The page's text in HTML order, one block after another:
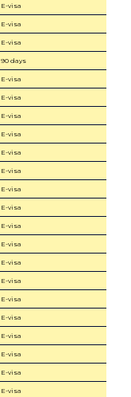
E-visa
E-visa
E-visa
90 days
E-visa
E-visa
E-visa
E-visa
E-visa
E-visa
E-visa
E-visa
E-visa
E-visa
E-visa
E-visa
E-visa
E-visa
E-visa
E-visa
E-visa
E-visa